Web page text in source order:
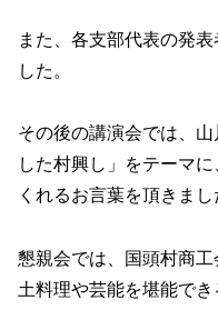
また、各支部代表の発
した。
その後の講演会では、
した村興し」をテーマ
くれるお言葉を頂きまし
懇親会では、国頭村商
土料理や芸能を堪能でき